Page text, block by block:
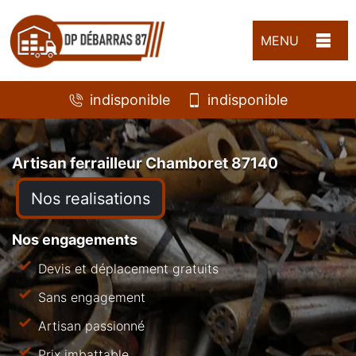
MENU
indisponible indisponible
Artisan ferrailleur Chamboret 87140
Nos realisations
Nos engagements
Devis et déplacement gratuits
Sans engagement
Artisan passionné